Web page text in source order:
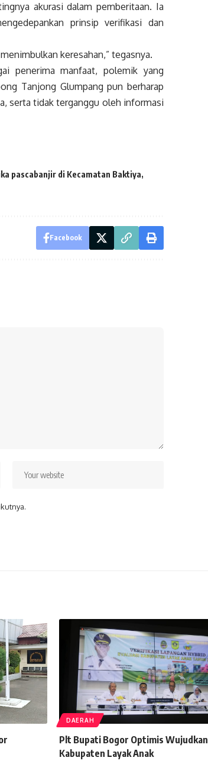
akurasi dalam pemberitaan. Ia
prinsip verifikasi dan
keresahan,” tegasnya.
penerima manfaat, polemik yang
Tanjong Glumpang pun berharap
serta tidak terganggu oleh informasi
pascabanjir di Kecamatan Baktiya
Facebook
DAERAH
Plt Bupati Bogor Optimis Wujudkan
Kabupaten Layak Anak